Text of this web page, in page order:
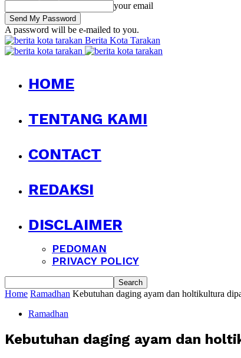
your email
A password will be e-mailed to you.
Berita Kota Tarakan
HOME
TENTANG KAMI
CONTACT
REDAKSI
DISCLAIMER
PEDOMAN
PRIVACY POLICY
Home Ramadhan Kebutuhan daging ayam dan holtikultura
Ramadhan
Kebutuhan daging ayam dan